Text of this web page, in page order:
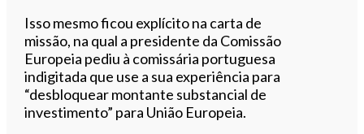
Isso mesmo ficou explícito na carta de
missão, na qual a presidente da Comissão
Europeia pediu à comissária portuguesa
indigitada que use a sua experiência para
“desbloquear montante substancial de
investimento” para União Europeia.